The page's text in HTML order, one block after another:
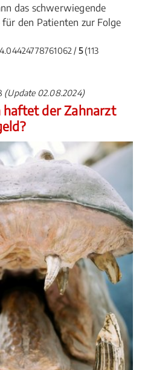
das schwerwiegende
den Patienten zur Folge
4.04424778761062 / 5(113
(Update 02.08.2024)
haftet der Zahnarzt